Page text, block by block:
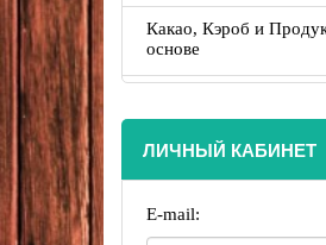
Какао, Кэроб и
основе
ЛИЧНЫЙ КАБИНЕТ
E-mail: